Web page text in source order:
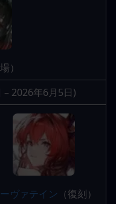
）
– 2026年6月5日)
ヴァテイン （復刻）